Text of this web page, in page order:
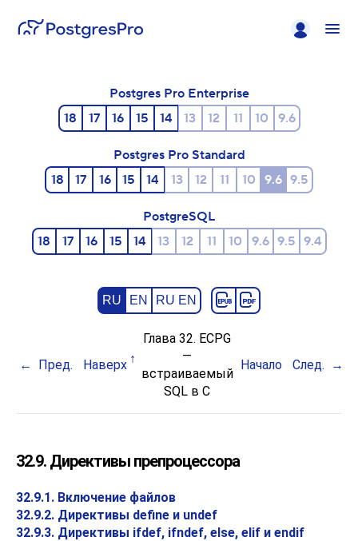
Postgres Pro Enterprise
18
17 16 15 14 13 12 11 10 9.6
Postgres Pro Standard
18
17 16 15 14 13 12 11 10 9.6 9.5
PostgreSQL
18
17 16 15 14 13 12 11 10 9.6 9.5 9.4
RU EN RU EN
Пред. Наверх
Глава 32. ECPG
—
встраиваемый
SQL в C
Начало След.
32.9. Директивы препроцессора
32.9.1. Включение файлов
32.9.2. Директивы define и undef
32.9.3. Директивы ifdef, ifndef, else, elif и endif